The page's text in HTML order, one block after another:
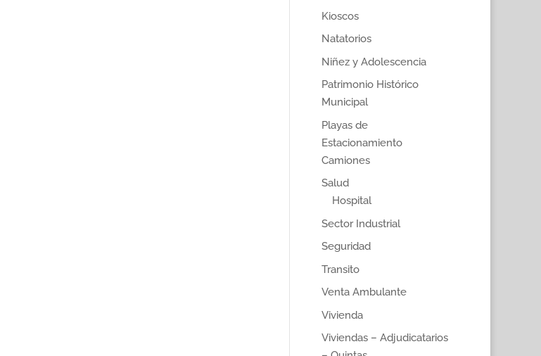
Kioscos
Natatorios
Niñez y Adolescencia
Patrimonio Histórico
Municipal
Playas de
Estacionamiento
Camiones
Salud
Hospital
Sector Industrial
Seguridad
Transito
Venta Ambulante
Vivienda
Viviendas – Adjudicatarios